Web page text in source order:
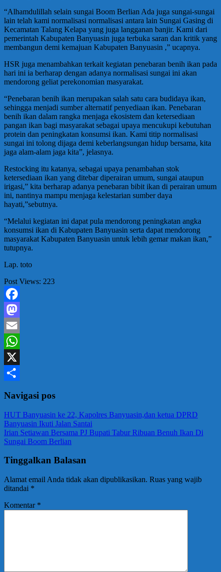
“Alhamdulillah selain sungai Boom Berlian Ada juga sungai-sungai
lain telah kami normalisasi normalisasi antara lain Sungai Gasing di
Kecamatan Talang Kelapa yang juga langganan banjir. Kami dari
pemerintah Kabupaten Banyuasin juga terbuka saran dan kritik yang
membangun demi kemajuan Kabupaten Banyuasin ,” ucapnya.
HSR juga menambahkan terkait kegiatan penebaran benih ikan pada
hari ini ia berharap dengan adanya normalisasi sungai ini akan
mendorong geliat perekonomian masyarakat.
“Penebaran benih ikan merupakan salah satu cara budidaya ikan,
sehingga menjadi sumber alternatif penyediaan ikan. Penebaran
benih ikan dalam rangka menjaga ekosistem dan ketersediaan
pangan ikan bagi masyarakat sebagai upaya mencukupi kebutuhan
protein dan peningkatan konsumsi ikan. Kami titip normalisasi
sungai ini tolong dijaga demi keberlangsungan hidup bersama, kita
jaga alam-alam jaga kita”, jelasnya.
Restocking itu katanya, sebagai upaya penambahan stok
ketersediaan ikan yang ditebar diperairan umum, sungai ataupun
irigasi,” kita berharap adanya penebaran bibit ikan di perairan umum
ini, nantinya mampu menjaga kelestarian sumber daya
hayati,”sebutnya.
“Melalui kegiatan ini dapat pula mendorong peningkatan angka
konsumsi ikan di Kabupaten Banyuasin serta dapat mendorong
masyarakat Kabupaten Banyuasin untuk lebih gemar makan ikan,”
tutupnya.
Lap. toto
Post Views: 223
Facebook
Mastodon
Email
WhatsApp
X
Navigasi pos
HUT Banyuasin ke 22, Kapolres Banyuasin,dan ketua DPRD
Banyuasin Ikuti Jalan Santai
Irian Setiawan Bersama PJ Bupati Tabur Ribuan Benuh Ikan Di
Sungai Boom Berlian
Tinggalkan Balasan
Alamat email Anda tidak akan dipublikasikan. Ruas yang wajib
ditandai *
Komentar *